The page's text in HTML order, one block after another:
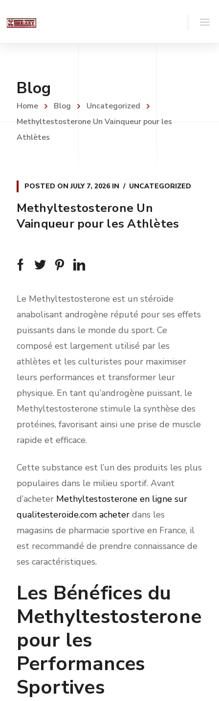
Blog
Home Blog
Uncategorized
Methyltestosterone Un Vainqueur pour les
Athlètes
POSTED ON JULY 7, 2026IN UNCATEGORIZED
Methyltestosterone Un
Vainqueur pour les Athlètes
Le Methyltestosterone est un stéroïde
anabolisant androgène réputé pour ses effets
puissants dans le monde du sport. Ce
composé est largement utilisé par les
athlètes et les culturistes pour maximiser
leurs performances et transformer leur
physique. En tant qu’androgène puissant, le
Methyltestosterone stimule la synthèse des
protéines, favorisant ainsi une prise de muscle
rapide et efficace.
Cette substance est l’un des produits les plus
populaires dans le milieu sportif. Avant
d’acheter Methyltestosterone en ligne sur
qualitesteroide.com acheterdans les
magasins de pharmacie sportive en France, il
est recommandé de prendre connaissance de
ses caractéristiques.
Les Bénéfices du
Methyltestosterone
pour les
Performances
Sportives